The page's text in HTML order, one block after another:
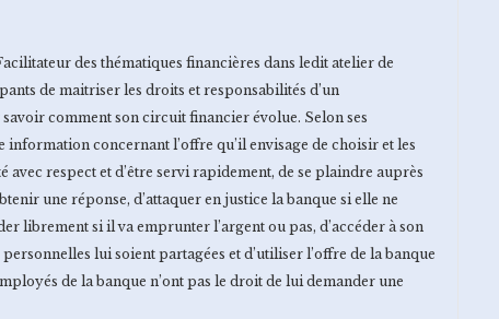
des thématiques financières dans ledit atelier de
de maitriser les droits et responsabilités d’un
comment son circuit financier évolue. Selon ses
concernant l’offre qu’il envisage de choisir et les
avec respect et d’être servi rapidement, de se plaindre auprès
une réponse, d’attaquer en justice la banque si elle ne
librement si il va emprunter l’argent ou pas, d’accéder à son
lui soient partagées et d’utiliser l’offre de la banque
de la banque n’ont pas le droit de lui demander une